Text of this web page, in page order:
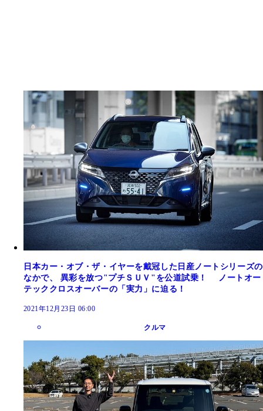
日本カー・オブ・ザ・イヤーを戴冠した日産ノートシリーズの
なかで、 異彩を放つ"プチＳＵＶ"を公道試乗！ ノートオー
テッククロスオーバーの「実力」に迫る！
2021年12月23日 06:00
クルマ